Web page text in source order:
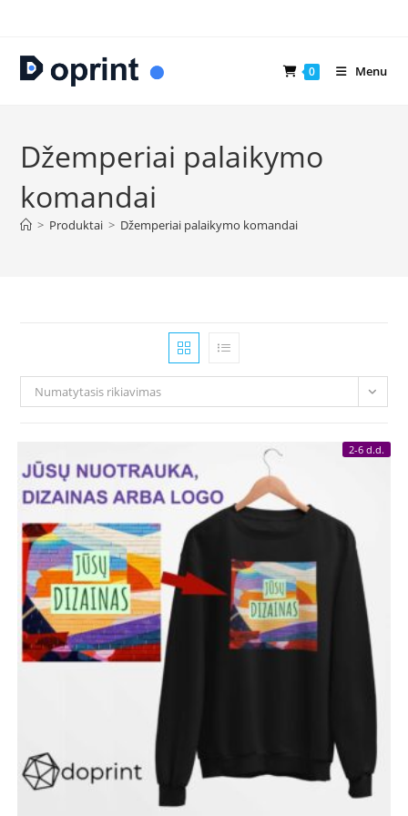
content
0 Menu
Džemperiai palaikymo
komandai
> Produktai > Džemperiai palaikymo komandai
Numatytasis rikiavimas
2-6 d.d.